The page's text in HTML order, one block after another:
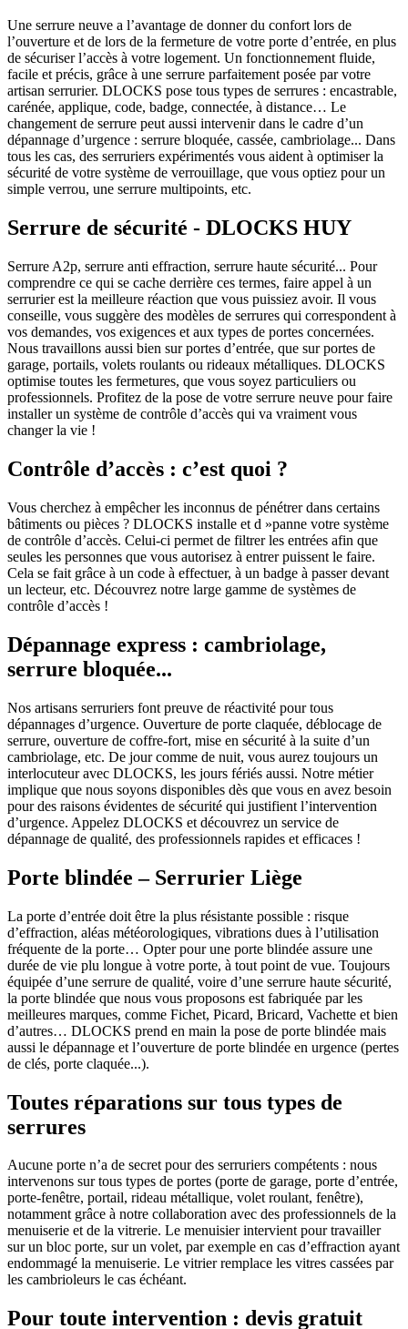
Une serrure neuve a l’avantage de donner du confort lors de
l’ouverture et de lors de la fermeture de votre porte d’entrée, en plus
de sécuriser l’accès à votre logement. Un fonctionnement fluide,
facile et précis, grâce à une serrure parfaitement posée par votre
artisan serrurier. DLOCKS pose tous types de serrures : encastrable,
carénée, applique, code, badge, connectée, à distance… Le
changement de serrure peut aussi intervenir dans le cadre d’un
dépannage d’urgence : serrure bloquée, cassée, cambriolage... Dans
tous les cas, des serruriers expérimentés vous aident à optimiser la
sécurité de votre système de verrouillage, que vous optiez pour un
simple verrou, une serrure multipoints, etc.
Serrure de sécurité - DLOCKS HUY
Serrure A2p, serrure anti effraction, serrure haute sécurité... Pour
comprendre ce qui se cache derrière ces termes, faire appel à un
serrurier est la meilleure réaction que vous puissiez avoir. Il vous
conseille, vous suggère des modèles de serrures qui correspondent à
vos demandes, vos exigences et aux types de portes concernées.
Nous travaillons aussi bien sur portes d’entrée, que sur portes de
garage, portails, volets roulants ou rideaux métalliques. DLOCKS
optimise toutes les fermetures, que vous soyez particuliers ou
professionnels. Profitez de la pose de votre serrure neuve pour faire
installer un système de contrôle d’accès qui va vraiment vous
changer la vie !
Contrôle d’accès : c’est quoi ?
Vous cherchez à empêcher les inconnus de pénétrer dans certains
bâtiments ou pièces ? DLOCKS installe et d »panne votre système
de contrôle d’accès. Celui-ci permet de filtrer les entrées afin que
seules les personnes que vous autorisez à entrer puissent le faire.
Cela se fait grâce à un code à effectuer, à un badge à passer devant
un lecteur, etc. Découvrez notre large gamme de systèmes de
contrôle d’accès !
Dépannage express : cambriolage,
serrure bloquée...
Nos artisans serruriers font preuve de réactivité pour tous
dépannages d’urgence. Ouverture de porte claquée, déblocage de
serrure, ouverture de coffre-fort, mise en sécurité à la suite d’un
cambriolage, etc. De jour comme de nuit, vous aurez toujours un
interlocuteur avec DLOCKS, les jours fériés aussi. Notre métier
implique que nous soyons disponibles dès que vous en avez besoin
pour des raisons évidentes de sécurité qui justifient l’intervention
d’urgence. Appelez DLOCKS et découvrez un service de
dépannage de qualité, des professionnels rapides et efficaces !
Porte blindée – Serrurier Liège
La porte d’entrée doit être la plus résistante possible : risque
d’effraction, aléas météorologiques, vibrations dues à l’utilisation
fréquente de la porte… Opter pour une porte blindée assure une
durée de vie plu longue à votre porte, à tout point de vue. Toujours
équipée d’une serrure de qualité, voire d’une serrure haute sécurité,
la porte blindée que nous vous proposons est fabriquée par les
meilleures marques, comme Fichet, Picard, Bricard, Vachette et bien
d’autres… DLOCKS prend en main la pose de porte blindée mais
aussi le dépannage et l’ouverture de porte blindée en urgence (pertes
de clés, porte claquée...).
Toutes réparations sur tous types de
serrures
Aucune porte n’a de secret pour des serruriers compétents : nous
intervenons sur tous types de portes (porte de garage, porte d’entrée,
porte-fenêtre, portail, rideau métallique, volet roulant, fenêtre),
notamment grâce à notre collaboration avec des professionnels de la
menuiserie et de la vitrerie. Le menuisier intervient pour travailler
sur un bloc porte, sur un volet, par exemple en cas d’effraction ayant
endommagé la menuiserie. Le vitrier remplace les vitres cassées par
les cambrioleurs le cas échéant.
Pour toute intervention : devis gratuit